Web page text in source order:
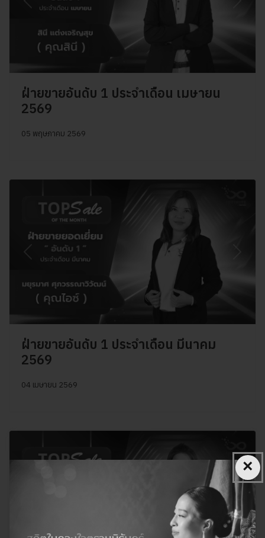
Previous
ฝ่ายขายอันดับ 1 ประจำเดือน เมษายน
2569
05 พฤษภาคม 2569
Previous
ฝ่ายขายอันดับ 1 ประจำเดือน มีนาคม
2569
04 เมษายน 2569
×